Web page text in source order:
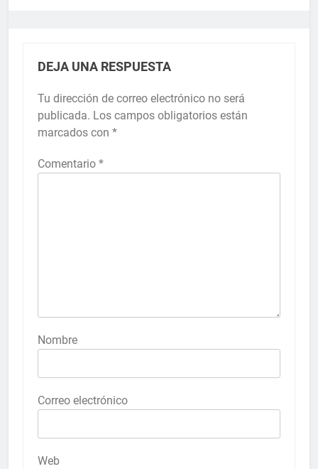
DEJA UNA RESPUESTA
Tu dirección de correo electrónico no será
publicada. Los campos obligatorios están
marcados con *
Comentario *
Nombre
Correo electrónico
Web